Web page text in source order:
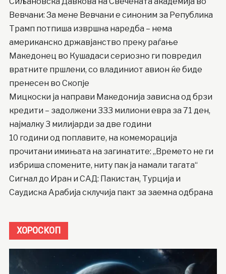
Вевчани: За мене Вевчани е синоним за Република
Трамп потпиша извршна наредба – нема
американско државјанство преку раѓање
Македонец во Кушадаси сериозно ги повредил
вратните пршлени, со владиниот авион ќе биде
пренесен во Скопје
Мицкоски ја направи Македонија зависна од брзи
кредити – задолжени 333 милиони евра за 71 ден,
најмалку 3 милијарди за две години
10 години од поплавите, на комеморација
прочитани имињата на загинатите: „Времето не ги
избриша спомените, ниту пак ја намали тагата“
Сигнал до Иран и САД: Пакистан, Турција и
Саудиска Арабија склучија пакт за заемна одбрана
ХОРОСКОП